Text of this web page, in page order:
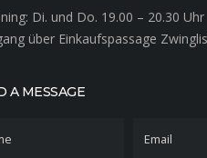
Di. und Do. 19.00 – 20.30 Uhr
über Einkaufspassage
A MESSAGE